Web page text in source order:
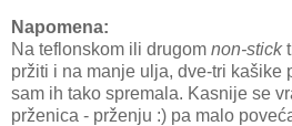
Napomena:
Na teflonskom ili drugom non-stick
pržiti i na manje ulja, dve-tri kašike
sam ih tako spremala. Kasnije se
prženica - prženju :) pa malo